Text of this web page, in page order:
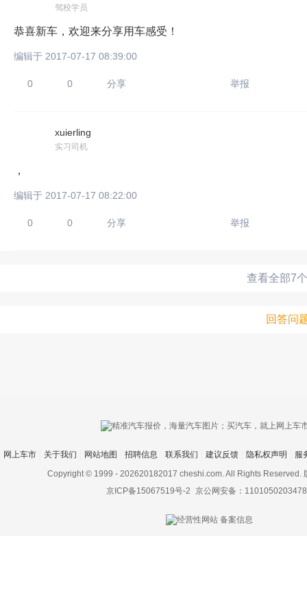
驾校学员
恭喜新车，欢迎来分享用车感受！
编辑于 2017-07-17 08:39:00
0 0 分享 举报
xuierling
实习司机
，
编辑于 2017-07-17 08:22:00
0 0 分享 举报
查看全部7
回答问
上传图片最
持优酷
上传视频
网上车市 关于我们 网站地图 招聘信息 联系我们 建议反馈 隐私权声明
服
Copyright © 1999 - 202620182017 cheshi.com. All Rights Reserved.
京ICP备15067519号-2 京公网安备：